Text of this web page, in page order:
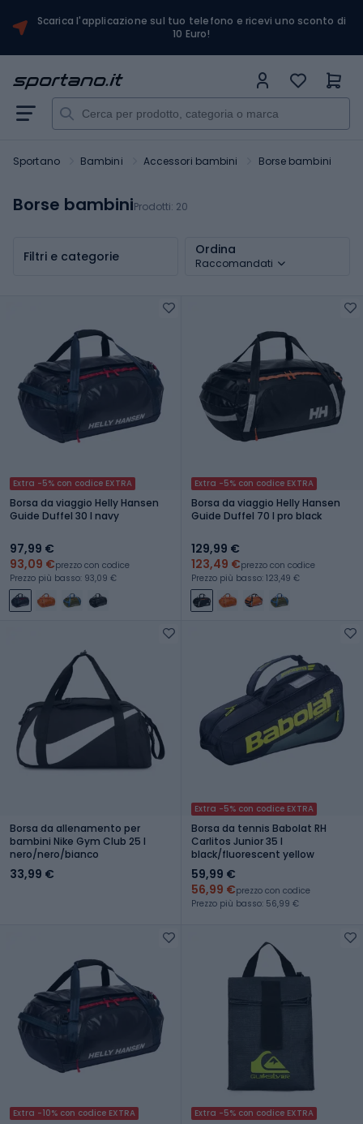
Scarica l'applicazione sul tuo telefono e ricevi uno sconto di
10 Euro!
Sportano Bambini Accessori bambini Borse bambini
Borse bambiniProdotti: 20
Filtri e categorie Ordina
Raccomandati
Extra -5% con codice EXTRA
Borsa da viaggio Helly Hansen
Guide Duffel 30 l navy
97,99 €
93,09 €prezzo con codice
Prezzo più basso: 93,09 €
Extra -5% con codice EXTRA
Borsa da viaggio Helly Hansen
Guide Duffel 70 l pro black
129,99 €
123,49 €prezzo con codice
Prezzo più basso: 123,49 €
Borsa da allenamento per
bambini Nike Gym Club 25 l
nero/nero/bianco
33,99 €
Extra -5% con codice EXTRA
Borsa da tennis Babolat RH
Carlitos Junior 35 l
black/fluorescent yellow
59,99 €
56,99 €prezzo con codice
Prezzo più basso: 56,99 €
Extra -10% con codice EXTRA Extra -5% con codice EXTRA